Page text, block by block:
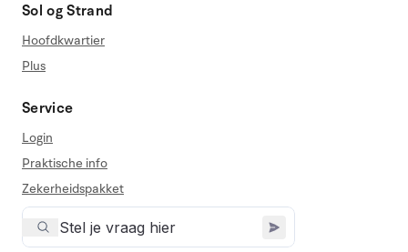
Sol og Strand
Hoofdkwartier
Plus
Service
Login
Praktische info
Zekerheidspakket